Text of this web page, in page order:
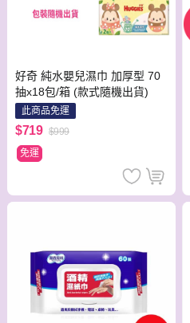
好奇 純水嬰兒濕巾 加厚型 70
抽x18包/箱 (款式隨機出貨)
此商品免運
$719 $999
免運